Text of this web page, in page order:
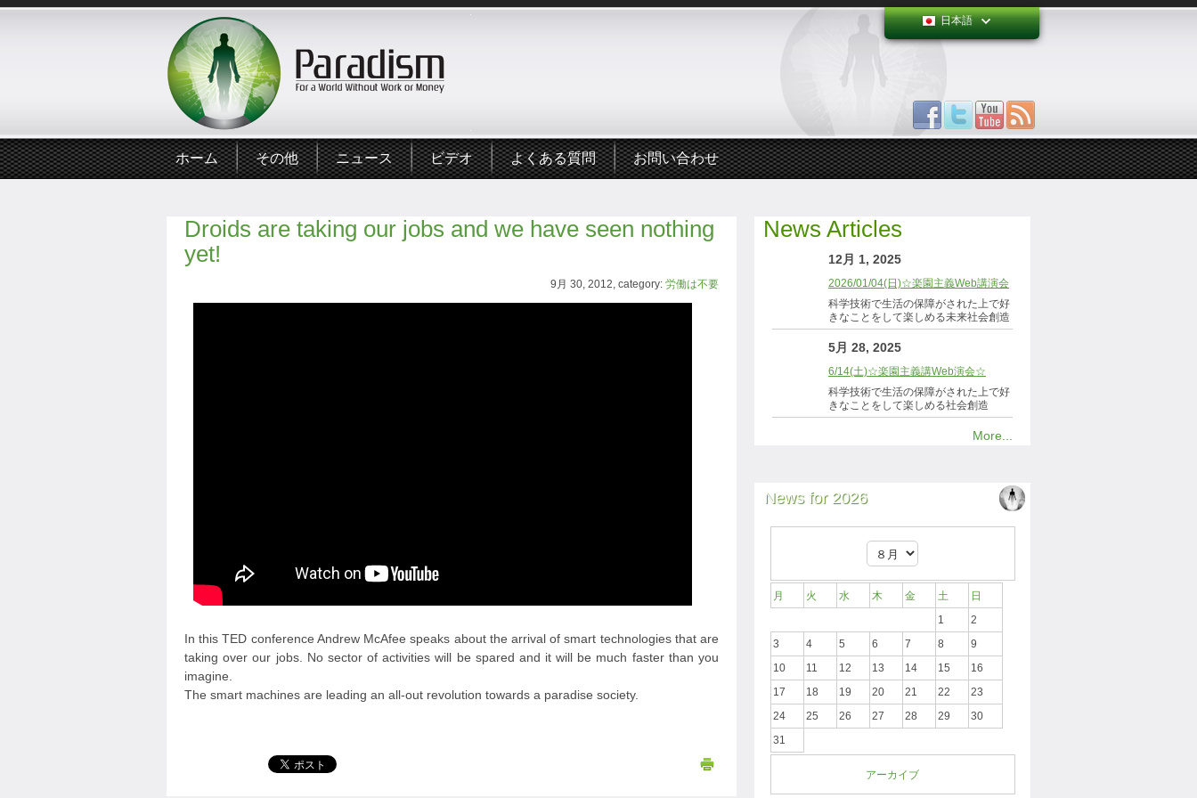
日本語
ホーム その他 ニュース ビデオ よくある質問 お問い合わせ
Droids are taking our jobs and we have seen nothing
yet!
9月 30, 2012, category: 労働は不要
In this TED conference Andrew McAfee speaks about the arrival of smart technologies that are
taking over our jobs. No sector of activities will be spared and it will be much faster than you
imagine.
The smart machines are leading an all-out revolution towards a paradise society.
News Articles
12月 1, 2025
2026/01/04(日)☆楽園主義Web講演会
科学技術で生活の保障がされた上で好
きなことをして楽しめる未来社会創造
5月 28, 2025
6/14(土)☆楽園主義講Web演会☆
科学技術で生活の保障がされた上で好
きなことをして楽しめる社会創造
More...
News for 2026
月 火 水 木 金 土
日
1
2
3
4 5 6 7 8
9
10
11 12 13 14 15
16
17
18 19 20 21 22
23
24
25 26 27 28 29
30
31
アーカイブ